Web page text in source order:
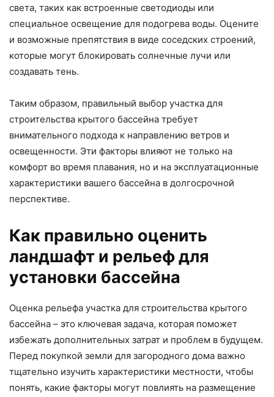
света, таких как встроенные светодиоды или
специальное освещение для подогрева воды. Оцените
и возможные препятствия в виде соседских строений,
которые могут блокировать солнечные лучи или
создавать тень.
Таким образом, правильный выбор участка для
строительства крытого бассейна требует
внимательного подхода к направлению ветров и
освещенности. Эти факторы влияют не только на
комфорт во время плавания, но и на эксплуатационные
характеристики вашего бассейна в долгосрочной
перспективе.
Как правильно оценить
ландшафт и рельеф для
установки бассейна
Оценка рельефа участка для строительства крытого
бассейна – это ключевая задача, которая поможет
избежать дополнительных затрат и проблем в будущем.
Перед покупкой земли для загородного дома важно
тщательно изучить характеристики местности, чтобы
понять, какие факторы могут повлиять на размещение